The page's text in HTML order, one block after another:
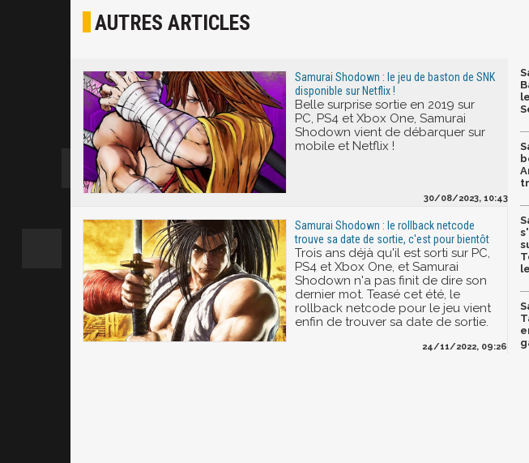
Joyeux
AUTRES ARTICLES
Samurai Shodown : le jeu de baston de SNK
disponible sur Netflix !
Belle surprise sortie en 2019 sur
PC, PS4 et Xbox One, Samurai
Shodown vient de débarquer sur
mobile et Netflix !
30/08/2023, 10:43
Samurai Shodown : le rollback netcode
trouve sa date de sortie, c'est pour bientôt
Trois ans déjà qu'il est sorti sur PC,
PS4 et Xbox One, et Samurai
Shodown n'a pas finit de dire son
dernier mot. Teasé cet été, le
rollback netcode pour le jeu vient
enfin de trouver sa date de sortie.
24/11/2022, 09:26